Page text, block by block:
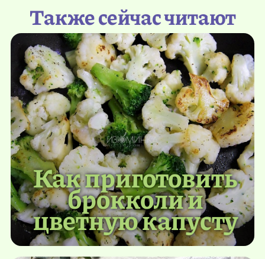
Также сейчас читают
Как приготовить
брокколи и
цветную капусту